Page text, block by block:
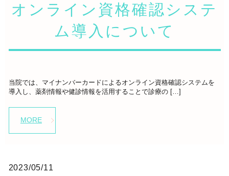
オンライン資格確認システ
ム導入について
当院では、マイナンバーカードによるオンライン資格確認システムを
導入し、薬剤情報や健診情報を活用することで診療の […]
MORE
2023/05/11